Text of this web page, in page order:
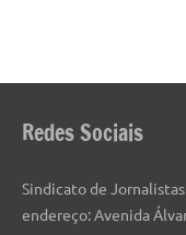
Redes Sociais
Sindicato de
endereço: Avenida